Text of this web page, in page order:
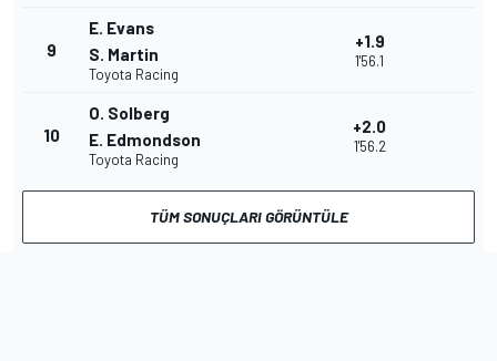
9
E. Evans
S. Martin
Toyota Racing
+1.9
1'56.1
10
O. Solberg
E. Edmondson
Toyota Racing
+2.0
1'56.2
TÜM SONUÇLARI GÖRÜNTÜLE